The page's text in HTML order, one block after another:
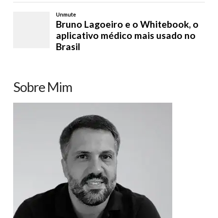
Sobre Mim